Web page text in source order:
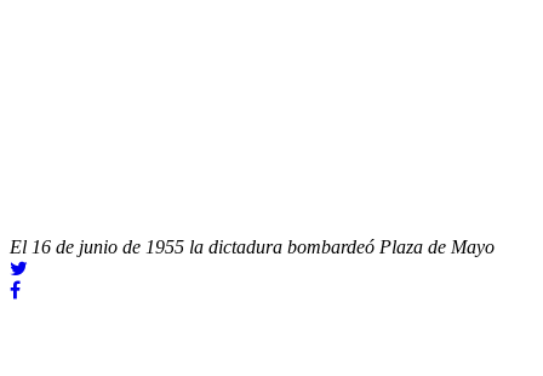
El 16 de junio de 1955 la dictadura bombardeó Plaza de Mayo